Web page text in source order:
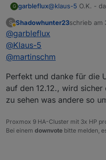
G garbleflux@klaus-5 O.K. -
vor Ort zu sein.
VG Michael
S
Abwesend
Shadowhunter23schrieb am
zuletzt
@garbleflux
@Klaus-5
@martinschm
Perfekt und danke für die
auf den 12.12., wird sicher
zu sehen was andere so
Proxmox 9 HA-Cluster mit 3x HP
Bei einem downvote bitte melden,